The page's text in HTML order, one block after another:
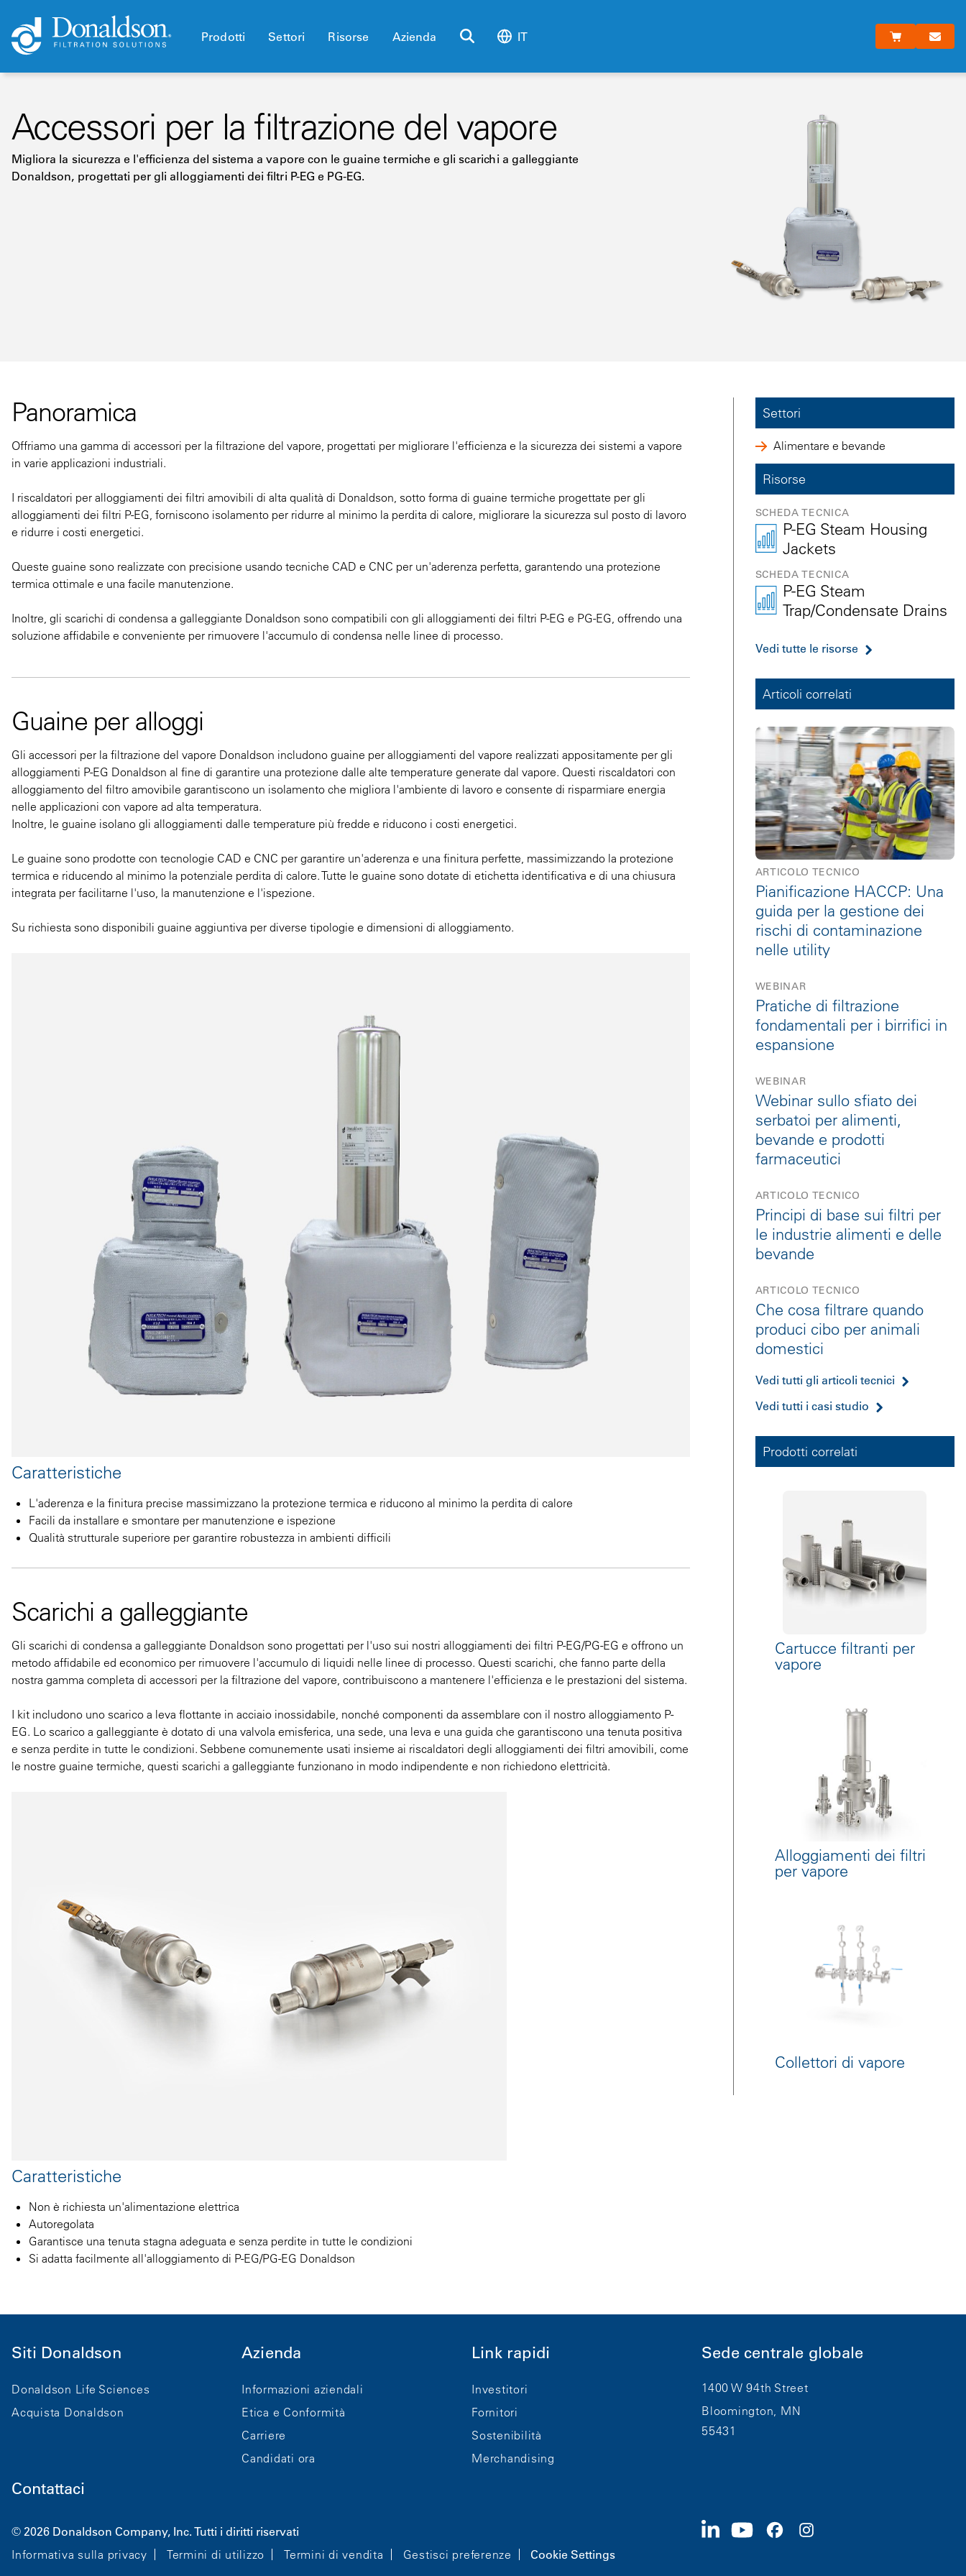
Prodotti Settori Risorse Azienda IT
Accessori per la filtrazione del vapore
Migliora la sicurezza e l'efficienza del sistema a vapore con le guaine termiche e gli scarichi a galleggiante
Donaldson, progettati per gli alloggiamenti dei filtri P-EG e PG-EG.
Panoramica
Offriamo una gamma di accessori per la filtrazione del vapore, progettati per migliorare l'efficienza e la sicurezza dei sistemi a vapore
in varie applicazioni industriali.
I riscaldatori per alloggiamenti dei filtri amovibili di alta qualità di Donaldson, sotto forma di guaine termiche progettate per gli
alloggiamenti dei filtri P-EG, forniscono isolamento per ridurre al minimo la perdita di calore, migliorare la sicurezza sul posto di lavoro
e ridurre i costi energetici.
Queste guaine sono realizzate con precisione usando tecniche CAD e CNC per un'aderenza perfetta, garantendo una protezione
termica ottimale e una facile manutenzione.
Inoltre, gli scarichi di condensa a galleggiante Donaldson sono compatibili con gli alloggiamenti dei filtri P-EG e PG-EG, offrendo una
soluzione affidabile e conveniente per rimuovere l'accumulo di condensa nelle linee di processo.
Guaine per alloggi
Gli accessori per la filtrazione del vapore Donaldson includono guaine per alloggiamenti del vapore realizzati appositamente per gli
alloggiamenti P-EG Donaldson al fine di garantire una protezione dalle alte temperature generate dal vapore. Questi riscaldatori con
alloggiamento del filtro amovibile garantiscono un isolamento che migliora l'ambiente di lavoro e consente di risparmiare energia
nelle applicazioni con vapore ad alta temperatura.
Inoltre, le guaine isolano gli alloggiamenti dalle temperature più fredde e riducono i costi energetici.
Le guaine sono prodotte con tecnologie CAD e CNC per garantire un'aderenza e una finitura perfette, massimizzando la protezione
termica e riducendo al minimo la potenziale perdita di calore. Tutte le guaine sono dotate di etichetta identificativa e di una chiusura
integrata per facilitarne l'uso, la manutenzione e l'ispezione.
Su richiesta sono disponibili guaine aggiuntiva per diverse tipologie e dimensioni di alloggiamento.
Caratteristiche
L'aderenza e la finitura precise massimizzano la protezione termica e riducono al minimo la perdita di calore
Facili da installare e smontare per manutenzione e ispezione
Qualità strutturale superiore per garantire robustezza in ambienti difficili
Scarichi a galleggiante
Gli scarichi di condensa a galleggiante Donaldson sono progettati per l'uso sui nostri alloggiamenti dei filtri P-EG/PG-EG e offrono un
metodo affidabile ed economico per rimuovere l'accumulo di liquidi nelle linee di processo. Questi scarichi, che fanno parte della
nostra gamma completa di accessori per la filtrazione del vapore, contribuiscono a mantenere l'efficienza e le prestazioni del sistema.
I kit includono uno scarico a leva flottante in acciaio inossidabile, nonché componenti da assemblare con il nostro alloggiamento P-
EG. Lo scarico a galleggiante è dotato di una valvola emisferica, una sede, una leva e una guida che garantiscono una tenuta positiva
e senza perdite in tutte le condizioni. Sebbene comunemente usati insieme ai riscaldatori degli alloggiamenti dei filtri amovibili, come
le nostre guaine termiche, questi scarichi a galleggiante funzionano in modo indipendente e non richiedono elettricità.
Caratteristiche
Non è richiesta un'alimentazione elettrica
Autoregolata
Garantisce una tenuta stagna adeguata e senza perdite in tutte le condizioni
Si adatta facilmente all'alloggiamento di P-EG/PG-EG Donaldson
Settori
Alimentare e bevande
Risorse
SCHEDA TECNICA
P-EG Steam Housing
Jackets
SCHEDA TECNICA
P-EG Steam
Trap/Condensate Drains
Vedi tutte le risorse
Articoli correlati
ARTICOLO TECNICO
Pianificazione HACCP: Una
guida per la gestione dei
rischi di contaminazione
nelle utility
WEBINAR
Pratiche di filtrazione
fondamentali per i birrifici in
espansione
WEBINAR
Webinar sullo sfiato dei
serbatoi per alimenti,
bevande e prodotti
farmaceutici
ARTICOLO TECNICO
Principi di base sui filtri per
le industrie alimenti e delle
bevande
ARTICOLO TECNICO
Che cosa filtrare quando
produci cibo per animali
domestici
Vedi tutti gli articoli tecnici
Vedi tutti i casi studio
Prodotti correlati
Cartucce filtranti per
vapore
Alloggiamenti dei filtri
per vapore
Collettori di vapore
Siti Donaldson
Donaldson Life Sciences
Acquista Donaldson
Azienda
Informazioni aziendali
Etica e Conformità
Carriere
Candidati ora
Link rapidi
Investitori
Fornitori
Sostenibilità
Merchandising
Sede centrale globale
1400 W 94th Street
Bloomington, MN
55431
Contattaci
© 2026 Donaldson Company, Inc. Tutti i diritti riservati
Informativa sulla privacy
Termini di utilizzo Termini di vendita Gestisci preferenze Cookie Settings